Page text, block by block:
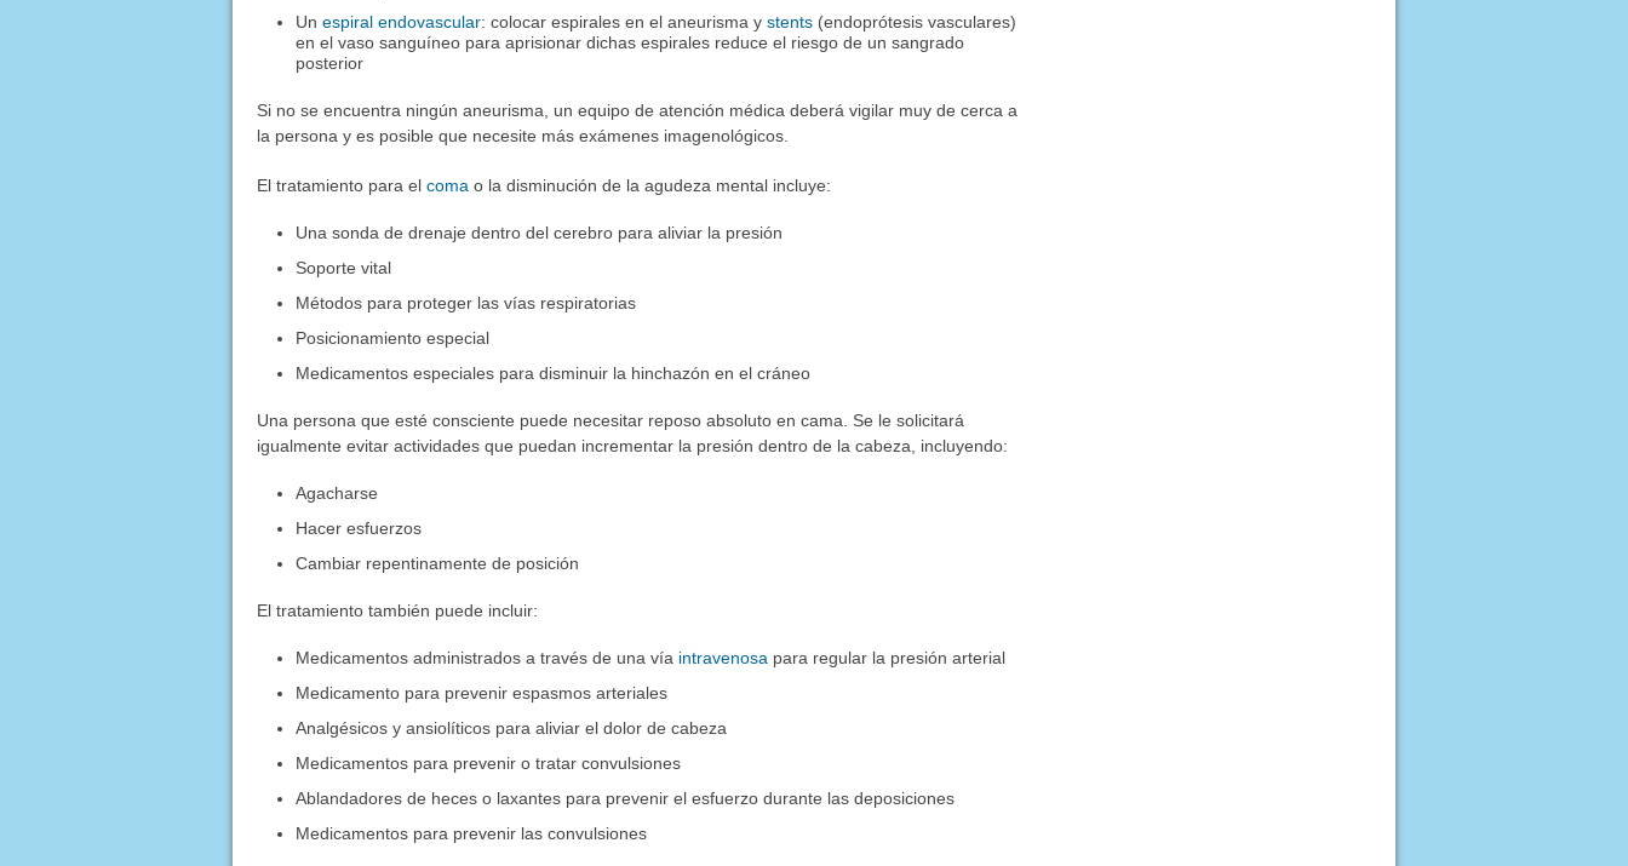
Unespiral endovascular: colocar espirales en el aneurisma ystents (endoprótesis vasculares)
en el vaso sanguíneo para aprisionar dichas espirales reduce el riesgo de un sangrado
posterior
Si no se encuentra ningún aneurisma, un equipo de atención médica deberá vigilar muy de cerca a
la persona y es posible que necesite más exámenes imagenológicos.
El tratamiento para el coma o la disminución de la agudeza mental incluye:
Una sonda de drenaje dentro del cerebro para aliviar la presión
Soporte vital
Métodos para proteger las vías respiratorias
Posicionamiento especial
Medicamentos especiales para disminuir la hinchazón en el cráneo
Una persona que esté consciente puede necesitar reposo absoluto en cama. Se le solicitará
igualmente evitar actividades que puedan incrementar la presión dentro de la cabeza, incluyendo:
Agacharse
Hacer esfuerzos
Cambiar repentinamente de posición
El tratamiento también puede incluir:
Medicamentos administrados a través de una vía intravenosa para regular la presión arterial
Medicamento para prevenir espasmos arteriales
Analgésicos y ansiolíticos para aliviar el dolor de cabeza
Medicamentos para prevenir o tratar convulsiones
Ablandadores de heces o laxantes para prevenir el esfuerzo durante las deposiciones
Medicamentos para prevenir las convulsiones